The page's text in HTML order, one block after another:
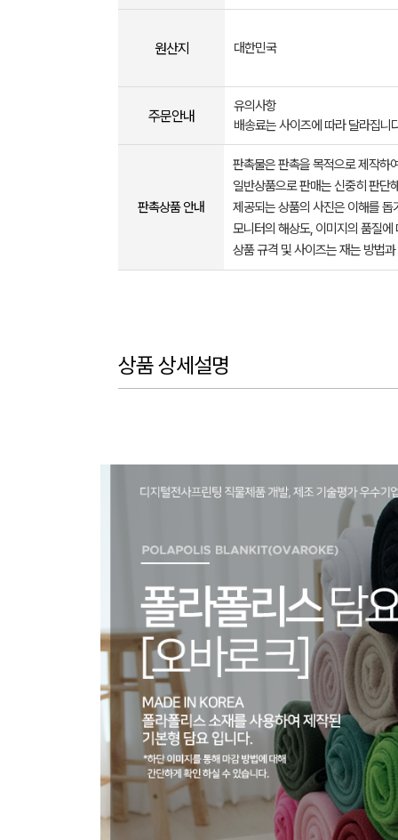
원산지 대한민국
주문안내
유의사항
배송료는 사이즈에 따라 달라집니
판촉상품 안내
판촉물은 판촉을 목적으로 제작하
일반상품으로 판매는 신중히 판단
제공되는 상품의 사진은 이해를
모니터의 해상도, 이미지의 품질
상품 규격 및 사이즈는 재는 방법
상품 상세설명